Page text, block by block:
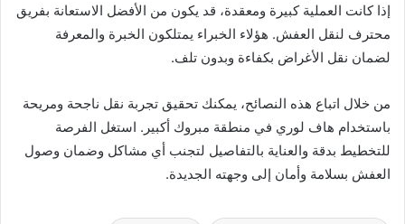
إذا كانت العملية كبيرة ومعقدة، قد يكون من الأفضل الاستعانة بفريق
محترف لنقل العفش. هؤلاء الخبراء يمتلكون الخبرة والمعرفة
لضمان نقل الأغراض بكفاءة وبدون تلف.
من خلال اتباع هذه النصائح، يمكنك تحقيق تجربة نقل ناجحة ومريحة
باستخدام هاف لوري في منطقة مبروك أكبير. استغل الفرصة
للتخطيط بدقة والعناية بالتفاصيل لتجنب أي مشاكل وضمان وصول
العفش بسلامة وأمان إلى وجهته الجديدة.